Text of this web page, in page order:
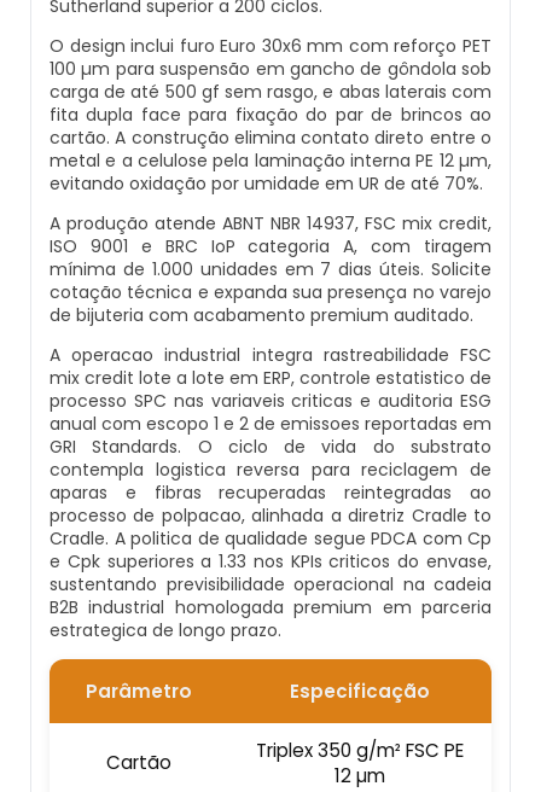
Inglês
Embalagens De Papel Cartão Para Brincos
Embalagens De Papel Cartão Para Brownie
Embalagens De Papel Cartão Para Meias
Embalagens De Papel Cartão
Personalizadas
Embalagens Em Papel Cartão
Embalagens Em Papel Cartão Blister Para
Pet
Embalagens Em Papel Cartão De Alimentos
Para Animais De Estimação
Embalagens Em Papel Cartão Para
Alimentos De Pássaros
Embalagens Em Papel Cartão Para
Embalagens Em Papel Cartão Para
Solapa Para Enfeites
Solapa Para Enfeites De Natal
Solapa Personalizada Preço
Solapa Valor
Solapas A Venda
Solapas Onde Comprar Personalizadas
Solapas Para Embalagens
Solapas Para Embalar Alimentos
Solapas Para Embalar Doce
Solapas Personalizadas
Solapas Personalizadas Valor
Solapas Preço
Calendário De Mesa Personalizado Com
Fotos Para Imprimir
Calendário De Mesa Personalizado Para
Impressão
Calendário De Mesa Personalizado Para
Imprimir
Calendário De Mesa Personalizado Preço
Calendário De Mesa Promocional
Calendário De Mesa Pvc Personalizado
Calendário De Mesa Wire-O
Calendário Mesa
Calendário Personalizado
Calendário Personalizado De Mesa
Calendário Personalizado Para Empresas
Embalagem Blister Sp
Embalagem De Blister
Embalagem Em Blister
Embalagem Plástica Blister
Embalagem Tipo Blister
Empresa De Embalagem Blister
Empresa Embalagem Blister
Fábrica De Blister
Fábrica De Blister Plásticos
Fabricante De Embalagem Blister
Fornecedor De Embalagem Blister
Serviço De Embalagem Blister
Sutherland superior a 200 ciclos.
O design inclui furo Euro 30x6 mm com reforço PET
100 µm para suspensão em gancho de gôndola sob
carga de até 500 gf sem rasgo, e abas laterais com
fita dupla face para fixação do par de brincos ao
cartão. A construção elimina contato direto entre o
metal e a celulose pela laminação interna PE 12 µm,
evitando oxidação por umidade em UR de até 70%.
A produção atende ABNT NBR 14937, FSC mix credit,
ISO 9001 e BRC IoP categoria A, com tiragem
mínima de 1.000 unidades em 7 dias úteis. Solicite
cotação técnica e expanda sua presença no varejo
de bijuteria com acabamento premium auditado.
A operacao industrial integra rastreabilidade FSC
mix credit lote a lote em ERP, controle estatistico de
processo SPC nas variaveis criticas e auditoria ESG
anual com escopo 1 e 2 de emissoes reportadas em
GRI Standards. O ciclo de vida do substrato
contempla logistica reversa para reciclagem de
aparas e fibras recuperadas reintegradas ao
processo de polpacao, alinhada a diretriz Cradle to
Cradle. A politica de qualidade segue PDCA com Cp
e Cpk superiores a 1.33 nos KPIs criticos do envase,
sustentando previsibilidade operacional na cadeia
B2B industrial homologada premium em parceria
estrategica de longo prazo.
Parâmetro Especificação
Cartão
Triplex 350 g/m² FSC PE
12 µm